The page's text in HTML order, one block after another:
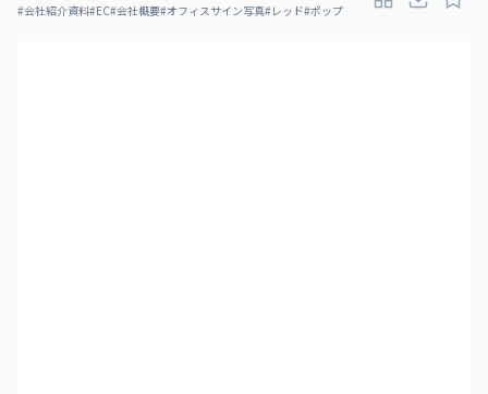
#会社紹介資料#EC#会社概要#オフィスサイン写真#レッド#ポップ